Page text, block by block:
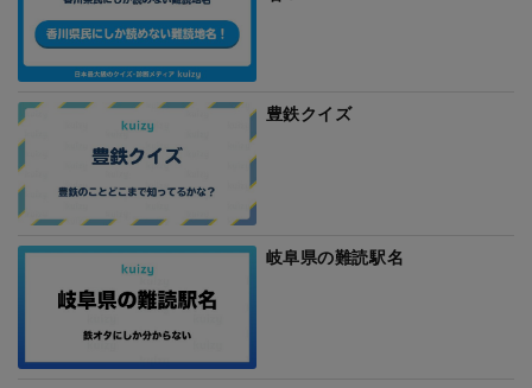
豊鉄クイズ
岐阜県の難読駅名